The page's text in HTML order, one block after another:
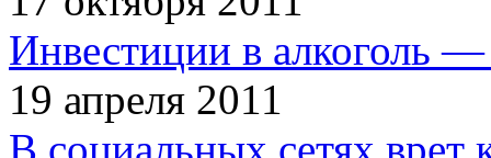
Инвестиции в алкоголь —
19 апреля 2011